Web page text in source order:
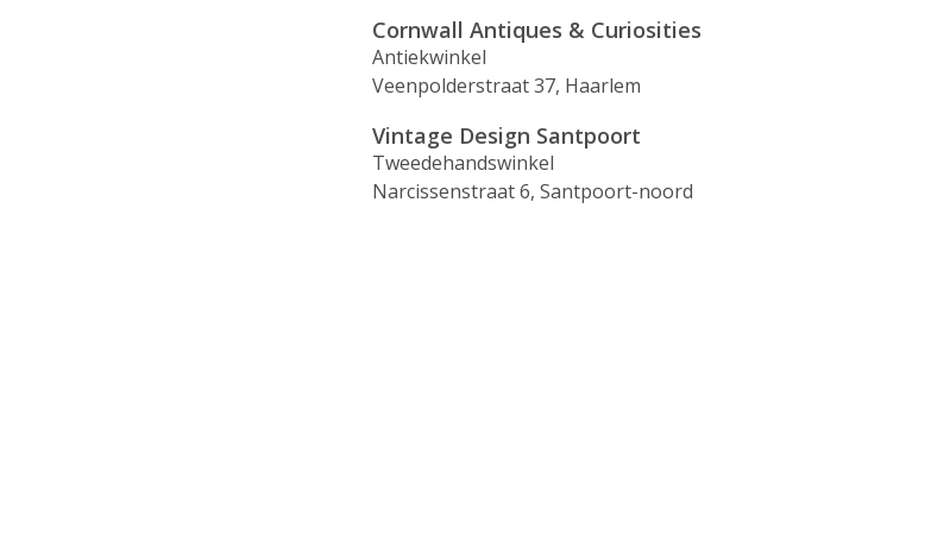
Cornwall Antiques & Curiosities
Antiekwinkel
Veenpolderstraat 37, Haarlem
Vintage Design Santpoort
Tweedehandswinkel
Narcissenstraat 6, Santpoort-noord